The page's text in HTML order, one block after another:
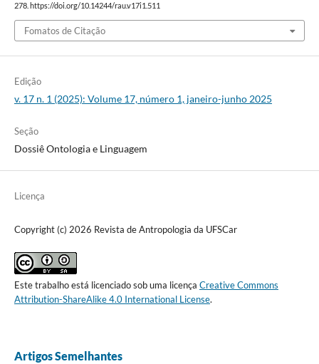
278. https://doi.org/10.14244/rau.v17i1.511
Fomatos de Citação
Edição
v. 17 n. 1 (2025): Volume 17, número 1, janeiro-junho 2025
Seção
Dossiê Ontologia e Linguagem
Licença
Copyright (c) 2026 Revista de Antropologia da UFSCar
Este trabalho está licenciado sob uma licença Creative Commons
Attribution-ShareAlike 4.0 International License.
Artigos Semelhantes